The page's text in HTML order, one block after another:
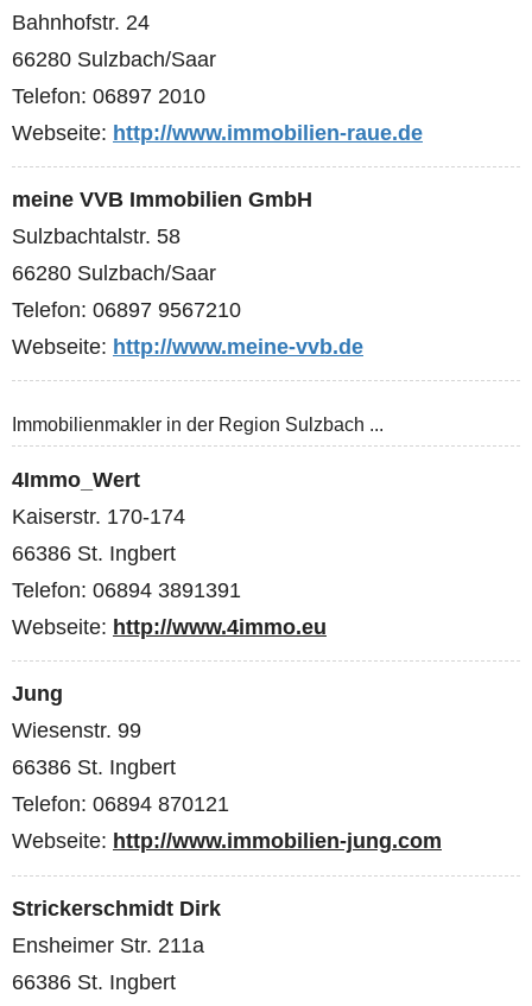
Bahnhofstr. 24
66280 Sulzbach/Saar
Telefon: 06897 2010
Webseite: http://www.immobilien-raue.de
meine VVB Immobilien GmbH
Sulzbachtalstr. 58
66280 Sulzbach/Saar
Telefon: 06897 9567210
Webseite: http://www.meine-vvb.de
Immobilienmakler in der Region Sulzbach ...
4Immo_Wert
Kaiserstr. 170-174
66386 St. Ingbert
Telefon: 06894 3891391
Webseite: http://www.4immo.eu
Jung
Wiesenstr. 99
66386 St. Ingbert
Telefon: 06894 870121
Webseite: http://www.immobilien-jung.com
Strickerschmidt Dirk
Ensheimer Str. 211a
66386 St. Ingbert